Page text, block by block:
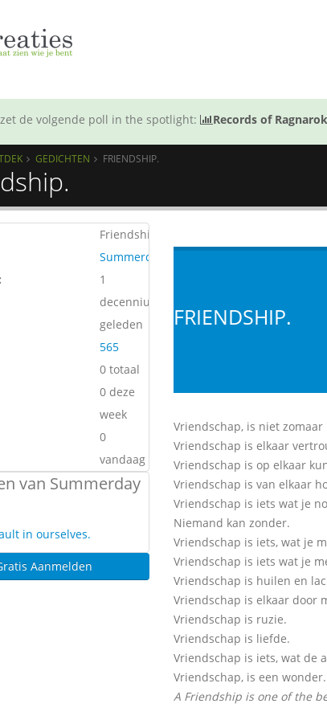
zet de volgende poll in the spotlight: Records of
GEDICHTEN FRIENDSHIP.
Friendship.
Summerday
1
decennium
geleden
565
0 totaal
0 deze
week
0
vandaag
van Summerday
in ourselves.
Aanmelden
FRIENDSHIP.
Vriendschap, is niet zomaar
Vriendschap is elkaar
Vriendschap is op elkaar
Vriendschap is van elkaar
Vriendschap is iets wat je
Niemand kan zonder.
Vriendschap is iets, wat je
Vriendschap is iets wat je
Vriendschap is huilen en
Vriendschap is elkaar door
Vriendschap is ruzie.
Vriendschap is liefde.
Vriendschap is iets, wat de
Vriendschap, is een wonder.
A Friendship is one of the